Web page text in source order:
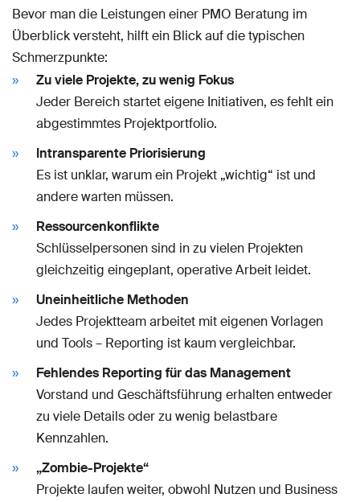
Bevor man die Leistungen einer PMO Beratung im
Überblick versteht, hilft ein Blick auf die typischen
Schmerzpunkte:
Zu viele Projekte, zu wenig Fokus
Jeder Bereich startet eigene Initiativen, es fehlt ein
abgestimmtes Projektportfolio.
Intransparente Priorisierung
Es ist unklar, warum ein Projekt „wichtig“ ist und
andere warten müssen.
Ressourcenkonflikte
Schlüsselpersonen sind in zu vielen Projekten
gleichzeitig eingeplant, operative Arbeit leidet.
Uneinheitliche Methoden
Jedes Projektteam arbeitet mit eigenen Vorlagen
und Tools – Reporting ist kaum vergleichbar.
Fehlendes Reporting für das Management
Vorstand und Geschäftsführung erhalten entweder
zu viele Details oder zu wenig belastbare
Kennzahlen.
„Zombie-Projekte“
Projekte laufen weiter, obwohl Nutzen und Business